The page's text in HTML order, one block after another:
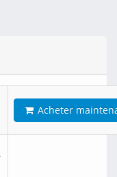
Acheter